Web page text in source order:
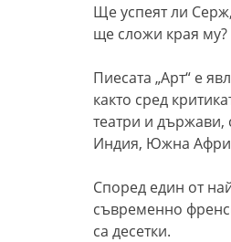
Ще успеят ли
ще сложи края му?
Пиесата „Арт“ е
както сред
театри и
Индия, Южна
Според един от
съвременно
са десетки.